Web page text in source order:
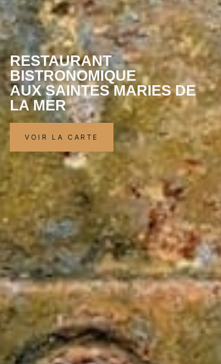
RESTAURANT
BISTRONOMIQUE
AUX SAINTES MARIES DE
LA MER
VOIR LA CARTE